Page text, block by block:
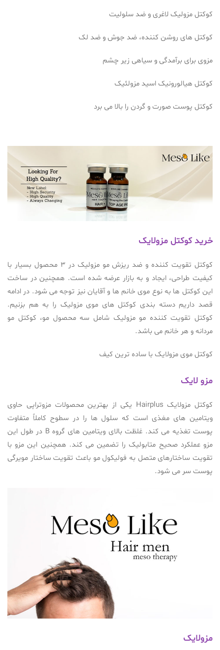
کوکتل مزولیک لاغری و ضد سلولیت
کوکتل های روشن کننده، ضد جوش و ضد لک
مزوی برای برآمدگی و سیاهی زیر چشم
کوکتل هیالورونیک اسید مزولئیک
کوکتل پوست صورت و گردن را بالا می برد
خرید کوکتل مزولایک
کوکتل تقویت کننده و ضد ریزش مو مزولیک در 3 محصول بسیار با
کیفیت طراحی، ایجاد و به بازار عرضه شده است. همچنین در ساخت
این کوکتل ها به نوع موی خانم ها و آقایان نیز توجه می شود. در ادامه
قصد داریم دسته بندی کوکتل های موی مزولیک را به هم بزنیم.
کوکتل تقویت کننده مو مزولیک شامل سه محصول مو، کوکتل مو
مردانه و هر خانم می باشد.
کوکتل موی مزولایک با ساده ترین کیف
مزو لایک
کوکتل مزولایک Hairplus یکی از بهترین محصولات مزوتراپی حاوی
ویتامین های مغذی است که سلول ها را در سطوح کاملاً متفاوت
پوست تغذیه می کند. غلظت بالای ویتامین های گروه B در طول این
مزو عملکرد صحیح متابولیک را تضمین می کند. همچنین این مزو با
تقویت ساختارهای متصل به فولیکول مو باعث تقویت ساختار مویرگی
پوست سر می شود.
مزولایک